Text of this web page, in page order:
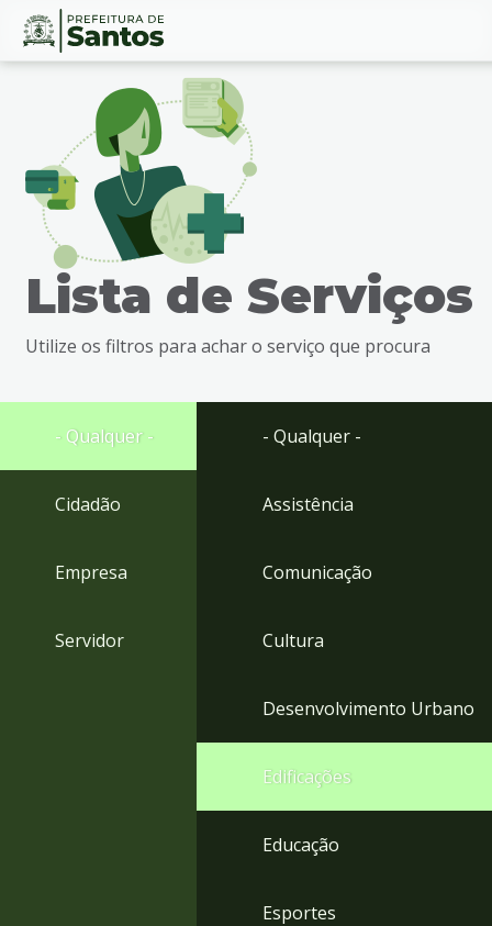
Ir
busca
Ir
rodapé
Conteúdo
Lista de Serviços
Utilize os filtros para achar o serviço que procura
- Qualquer -
Cidadão
Empresa
Servidor
- Qualquer -
Assistência
Comunicação
Cultura
Desenvolvimento Urbano
Edificações
Educação
Esportes